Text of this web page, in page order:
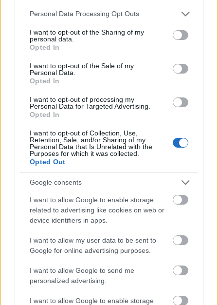
Please note that this website/app uses one or more Google
not limited to your visit or usage behaviour. You may click to
grant or deny consent to Google and its third-party tags to
use your data for below specified purposes in below Google
consent section.
Personal Data Processing Opt Outs
I want to opt-out of the Sharing of my
personal data.
Opted In
I want to opt-out of the Sale of my
Personal Data.
Opted In
I want to opt-out of processing my
Personal Data for Targeted Advertising.
Opted In
I want to opt-out of Collection, Use,
Retention, Sale, and/or Sharing of my
Personal Data that Is Unrelated with the
Purposes for which it was collected.
Opted Out
Google consents
I want to allow Google to enable storage
related to advertising like cookies on web or
device identifiers in apps.
I want to allow my user data to be sent to
Google for online advertising purposes.
I want to allow Google to send me
personalized advertising.
I want to allow Google to enable storage
vetítés közelsége egy sorozatrajongó számára
hónapokat (esetleg…
Mától új időpontban jelentkeznek a
VIASAT6 esti műsorai
Jasinka Ádám• 2018. január 08.
Január második hetétől kezdve kissé átalakulnak a
hétköznap esték a VIASAT6 műsorán. Idehaza még
nem vetített részekkel folytatódik két sorozat, és
több produkció is új időpontban jelentkezik január